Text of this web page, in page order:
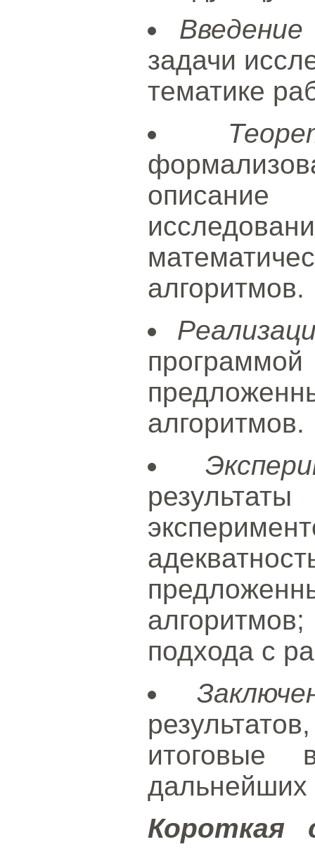
Введение
задачи
тематике
алгоритмов.
алгоритмов.
подхода с
итоговые
дальнейших
Короткая